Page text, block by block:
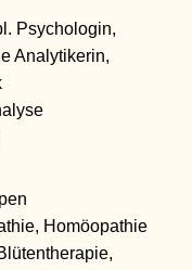
Psychologin,
Analytikerin,
Homöopathie